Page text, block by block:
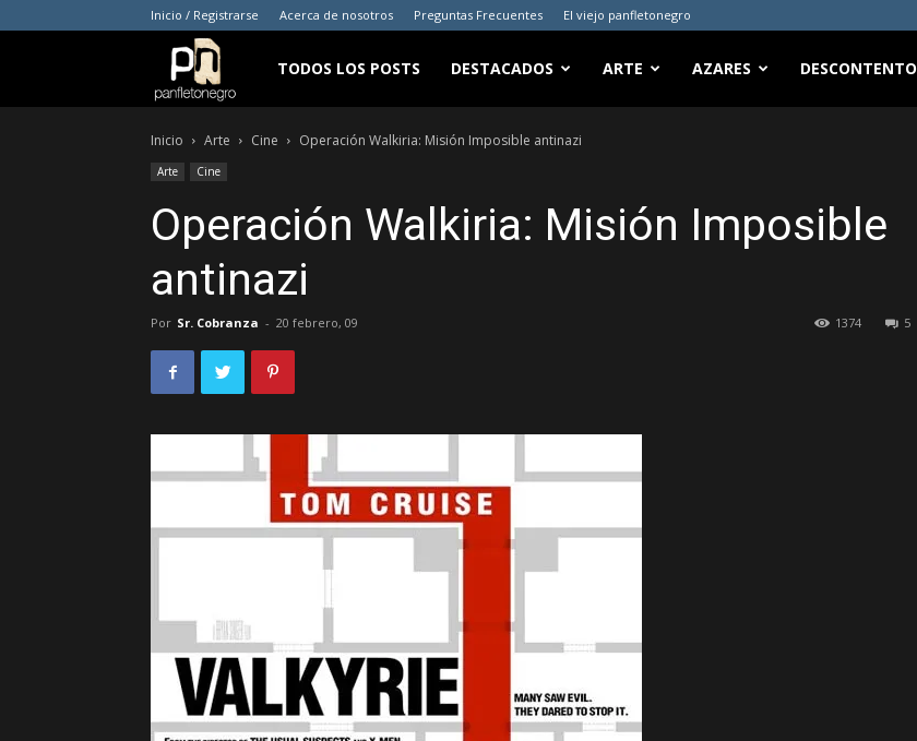
Inicio / Registrarse Acerca de nosotros Preguntas Frecuentes El viejo panfletonegro
panfletonegro
TODOS LOS POSTS DESTACADOS ARTE AZARES DESCONTENTO
Inicio Arte Cine Operación Walkiria: Misión Imposible antinazi
Arte Cine
Operación Walkiria: Misión Imposible
antinazi
Por Sr. Cobranza - 20 febrero, 09 5
1374